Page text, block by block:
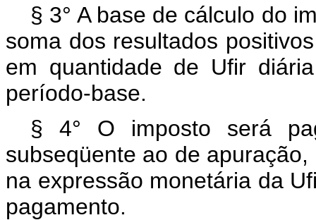
§ 3° A base de cálculo do
soma dos resultados
em quantidade de Ufir
período-base.
§ 4° O imposto será
subseqüente ao de
na expressão monetária da
pagamento.